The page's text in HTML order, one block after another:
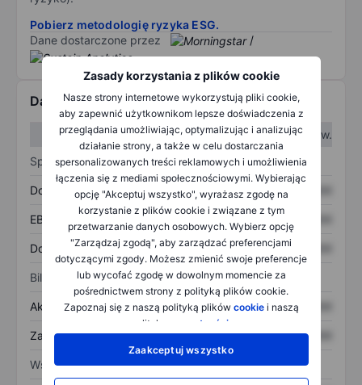
Zasady korzystania z plików cookie
Nasze strony internetowe wykorzystują pliki cookie,
aby zapewnić użytkownikom lepsze doświadczenia z
przeglądania umożliwiając, optymalizując i analizując
działanie strony, a także w celu dostarczania
spersonalizowanych treści reklamowych i umożliwienia
łączenia się z mediami społecznościowymi. Wybierając
opcję "Akceptuj wszystko", wyrażasz zgodę na
korzystanie z plików cookie i związane z tym
przetwarzanie danych osobowych. Wybierz opcję
"Zarządzaj zgodą", aby zarządzać preferencjami
dotyczącymi zgody. Możesz zmienić swoje preferencje
lub wycofać zgodę w dowolnym momencie za
pośrednictwem strony z polityką plików cookie.
Zapoznaj się z naszą polityką plików cookiei naszą
polityką
prywatności
Zaakceptuj wszystko
Pobierz metodologię ryzyka ESG.
Dane dostarczone przez
/
Dane finansowe
W I kw.
W II kw.
Sprawozdanie z zysków
Dochód XXXXXXX XXXXXXX
EBITDA XXXXXXX
Dochód netto XXXXXXX XXXXXXX
Bilans
Aktywa ogółem XXXXXXX XXXXXXX
Zadłużenie ogółem XXXXXXX XXXXXXX
Wskaźniki